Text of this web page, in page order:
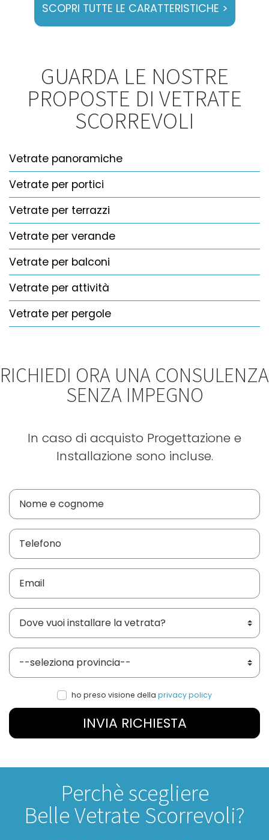
SCOPRI TUTTE LE CARATTERISTICHE >
GUARDA LE NOSTRE
PROPOSTE DI VETRATE
SCORREVOLI
Vetrate panoramiche
Vetrate per portici
Vetrate per terrazzi
Vetrate per verande
Vetrate per balconi
Vetrate per attività
Vetrate per pergole
RICHIEDI ORA UNA CONSULENZA
SENZA IMPEGNO
In caso di acquisto Progettazione e
Installazione sono incluse.
Dove vuoi installare le vetrate?
Provincia
ho preso visione della privacy policy
INVIA RICHIESTA
Perchè scegliere
Belle Vetrate Scorrevoli?